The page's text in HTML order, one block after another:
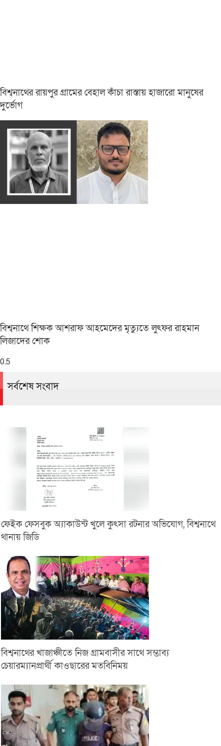
বিশ্বনাথের রায়পুর গ্রামের বেহাল কাঁচা রাস্তায় হাজারো মানুষের
দুর্ভোগ
বিশ্বনাথে শিক্ষক আশরাফ আহমেদের মৃত্যুতে লুৎফর রাহমান
লিজাদের শোক
সর্বশেষ সংবাদ
ফেইক ফেসবুক অ্যাকাউন্ট খুলে কুৎসা রটনার অভিযোগ, বিশ্বনাথে
থানায় জিডি
বিশ্বনাথের খাজাঞ্চীতে নিজ গ্রামবাসীর সাথে সম্ভাব্য
চেয়ারম্যানপ্রার্থী কাওছারের মতবিনিময়